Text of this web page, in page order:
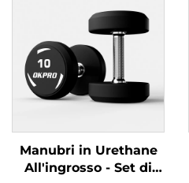
Manubri in Urethane
All'ingrosso - Set di